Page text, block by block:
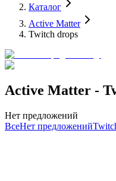
Каталог
Active Matter
Twitch drops
Active Matter -
Нет предложений
ВсеНет предложений